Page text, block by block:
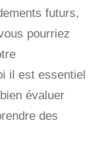
futurs,
pourriez
il est essentiel
évaluer
des